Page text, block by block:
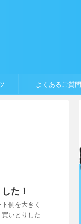
よくあるご質問
た！
側を大きく
いとりした